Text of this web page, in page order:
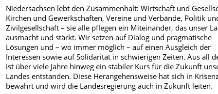
Niedersachsen lebt den Zusammenhalt: Wirtschaft und
Kirchen und Gewerkschaften, Vereine und Verbände, Politik
Zivilgesellschaft – sie alle pflegen ein Miteinander, das unser
ausmacht und stärkt. Wir setzen auf Dialog und pragmatische
Lösungen und – wo immer möglich – auf einen Ausgleich der
Interessen sowie auf Solidarität in schwierigen Zeiten. Aus all
ist über viele Jahre hinweg ein stabiler Kurs für die Zukunft
Landes entstanden. Diese Herangehensweise hat sich in
bewährt und wird die Landesregierung auch in Zukunft leiten.